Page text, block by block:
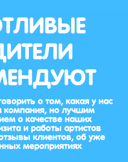
о том, какая у нас
компания, но лучшим
о качестве наших
и работы артистов
клиентов, об уже
мероприятиях